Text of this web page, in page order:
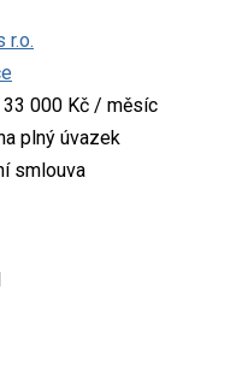
r.o.
000 Kč / měsíc
plný úvazek
smlouva